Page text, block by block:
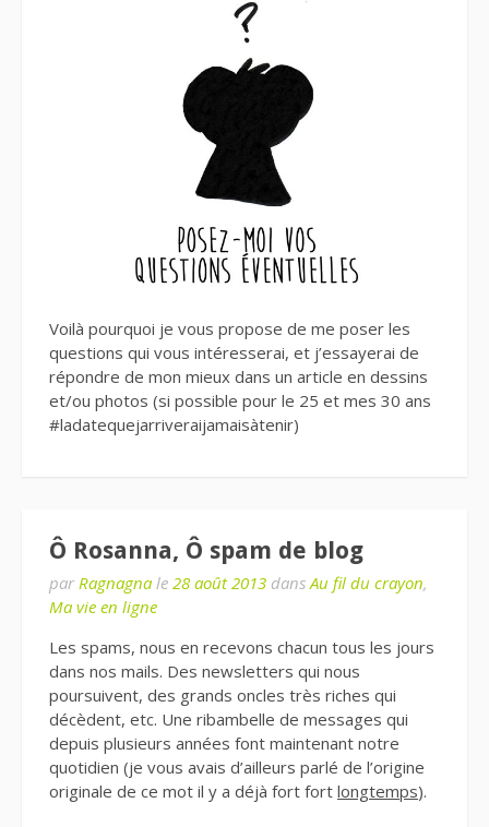
Voilà pourquoi je vous propose de me poser les
questions qui vous intéresserai, et j’essayerai de
répondre de mon mieux dans un article en dessins
et/ou photos (si possible pour le 25 et mes 30 ans
#ladatequejarriveraijamaisàtenir)
Ô Rosanna, Ô spam de blog
par Ragnagna le 28 août 2013 dansAu fil du crayon,
Ma vie en ligne
Les spams, nous en recevons chacun tous les jours
dans nos mails. Des newsletters qui nous
poursuivent, des grands oncles très riches qui
décèdent, etc. Une ribambelle de messages qui
depuis plusieurs années font maintenant notre
quotidien (je vous avais d’ailleurs parlé de l’origine
originale de ce mot il y a déjà fort fort longtemps).